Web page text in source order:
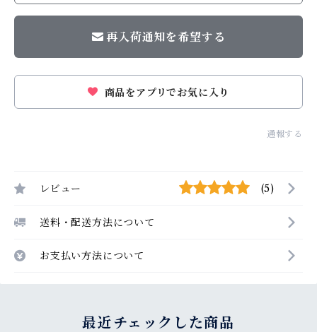
再入荷通知を希望する
商品をアプリでお気に入り
通報する
レビュー (5)
送料・配送方法について
お支払い方法について
最近チェックした商品